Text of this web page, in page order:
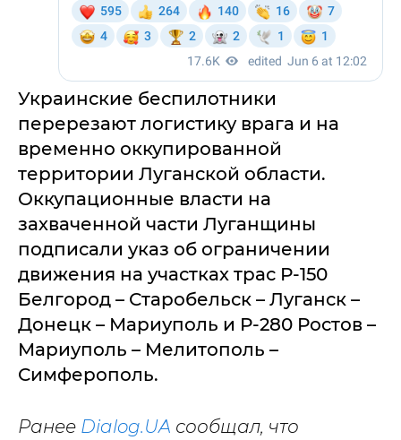
Украинские беспилотники
перерезают логистику врага и на
временно оккупированной
территории Луганской области.
Оккупационные власти на
захваченной части Луганщины
подписали указ об ограничении
движения на участках трас Р-150
Белгород – Старобельск – Луганск –
Донецк – Мариуполь и Р-280 Ростов –
Мариуполь – Мелитополь –
Симферополь.
Ранее Dialog.UA сообщал, что